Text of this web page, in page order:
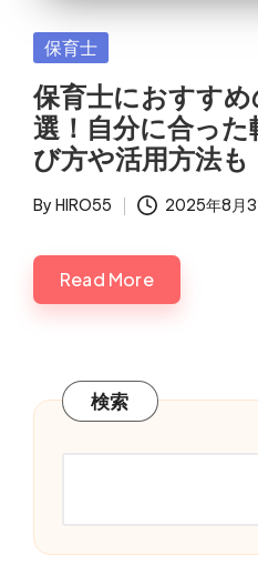
Posted
保育士
保育士におすす
選！自分に合っ
び方や活用方法も
Posted
By HIRO55 2025年8月
Read More
検索